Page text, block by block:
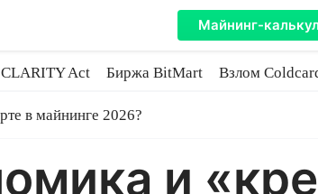
Майнинг-
CLARITY Act Биржа BitMart Взлом
в майнинге 2026?
и